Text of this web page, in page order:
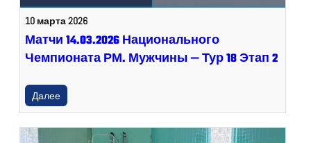
10 марта 2026
Матчи 14.03.2026 Национального
Чемпионата РМ. Мужчины — Тур 18 Этап 2
Далее